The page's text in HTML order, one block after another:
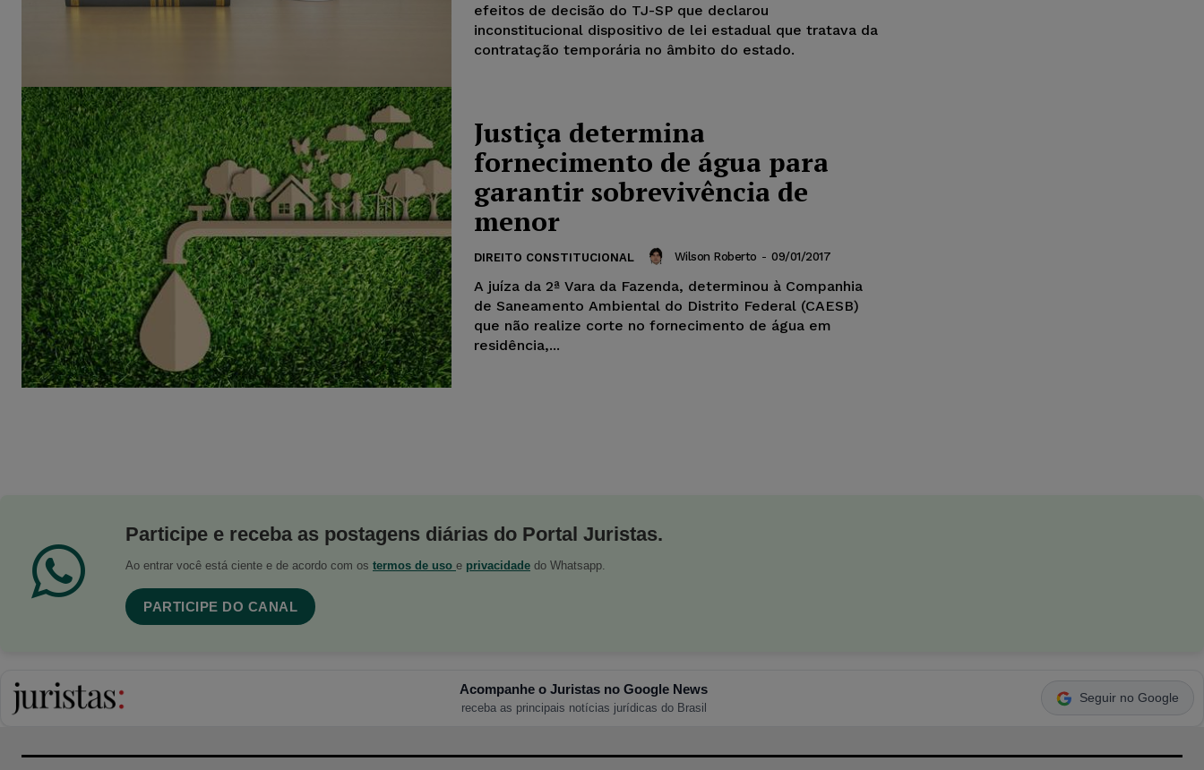
efeitos de decisão do TJ-SP que declarou
inconstitucional dispositivo de lei estadual que tratava da
contratação temporária no âmbito do estado.
Justiça determina
fornecimento de água para
garantir sobrevivência de
menor
DIREITO CONSTITUCIONAL Wilson Roberto - 09/01/2017
A juíza da 2ª Vara da Fazenda, determinou à Companhia
de Saneamento Ambiental do Distrito Federal (CAESB)
que não realize corte no fornecimento de água em
residência,...
Participe e receba as postagens diárias do Portal Juristas.
Ao entrar você está ciente e de acordo com os termos de uso e privacidade do Whatsapp.
PARTICIPE DO CANAL
Acompanhe o Juristas no Google News
receba as principais notícias jurídicas do Brasil
Seguir no Google